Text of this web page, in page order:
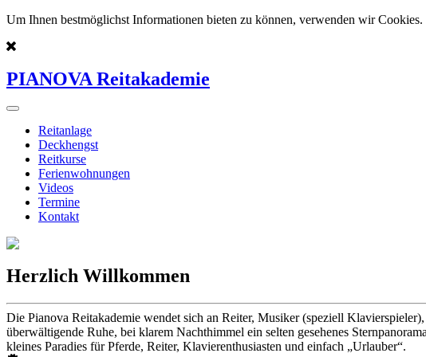
Um Ihnen bestmöglichst Informationen bieten zu können, verwenden wir
PIANOVA Reitakademie
Reitanlage
Deckhengst
Reitkurse
Ferienwohnungen
Videos
Termine
Kontakt
Herzlich Willkommen
Die Pianova Reitakademie wendet sich an Reiter, Musiker (speziell
überwältigende Ruhe, bei klarem Nachthimmel ein selten gesehenes
kleines Paradies für Pferde, Reiter, Klavierenthusiasten und einfach „Urlauber“.